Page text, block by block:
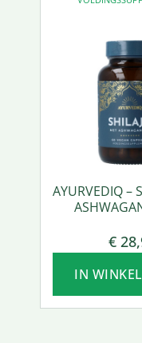
AYURVEDIQ –
€
IN